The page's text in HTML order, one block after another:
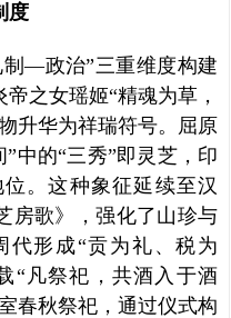
度
—政治”三重维度构建
之女瑶姬“精魂为草，
升华为祥瑞符号。屈原
”中的“三秀”即灵芝，印
。这种象征延续至汉
房歌》，强化了山珍与
代形成“贡为礼、税为
“凡祭祀，共酒入于酒
春秋祭祀，通过仪式构